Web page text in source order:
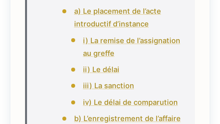
a) Le placement de l’acte
introductif d’instance
i) La remise de l’assignation
au greffe
ii) Le délai
iii) La sanction
iv) Le délai de comparution
b) L’enregistrement de l’affaire